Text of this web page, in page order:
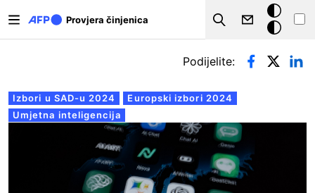
Provjera činjenica
Search
Tamna
pozadina
Primarne oznake
Izbori u SAD-u 2024
Europski izbori 2024
Umjetna inteligencija
Podijelite: